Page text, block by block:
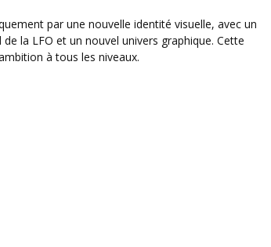
la LFO et un nouvel univers graphique. Cette
à tous les niveaux.